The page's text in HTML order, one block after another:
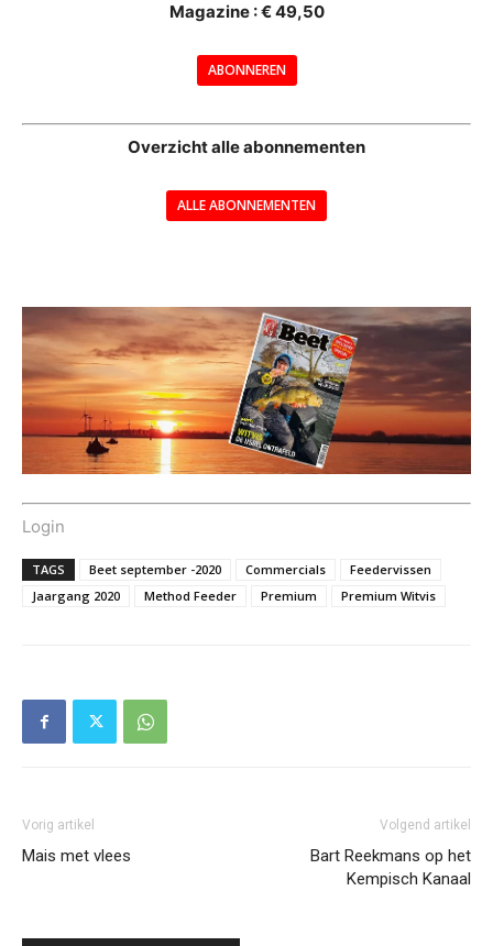
Magazine : € 49,50
ABONNEREN
Overzicht alle abonnementen
ALLE ABONNEMENTEN
Login
TAGS Beet september -2020 Commercials
Feedervissen
Jaargang 2020
Method Feeder Premium Premium Witvis
Vorig artikel
Mais met vlees
Volgend artikel
Bart Reekmans op het
Kempisch Kanaal